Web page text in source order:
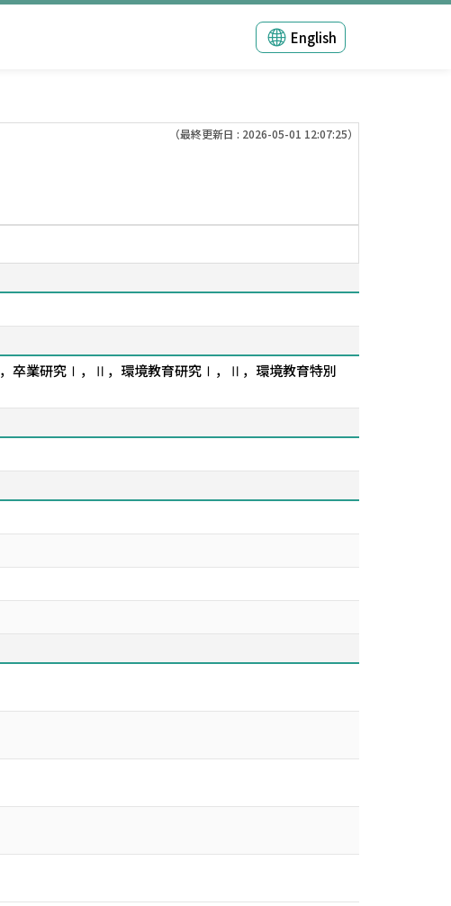
English
（最終更新日 : 2026-05-01 12:07:25）
卒業研究Ⅰ，Ⅱ，環境教育研究Ⅰ，Ⅱ，環境教育特別